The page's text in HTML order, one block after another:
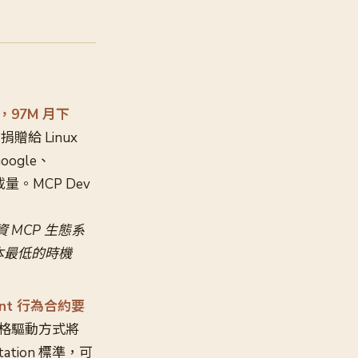
97M 月下
贈給 Linux
、
。MCP Dev
MCP 生態系
低的時機
行為合約要
驅動方式將
標準，可